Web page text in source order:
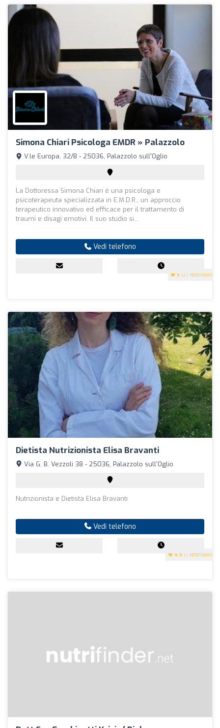
Simona Chiari Psicologa EMDR » Palazzolo
5 (21 recensioni)
V.le Europa, 32/B - 25036, Palazzolo sull'Oglio
La Dottoressa Simona Chiari è una psicologa e
psicoterapeuta specializzata in E.M.D.R., un approccio
terapeutico innovativo ed efficace per il trattamento di
traumi e disagi emotivi. Il suo studio si...
Vedi telefono
Dietista Nutrizionista Elisa Bravanti
4.9 (7 recensioni)
Via G. B. Vezzoli 38 - 25036, Palazzolo sull'Oglio
Nutrizionista e Dietista Elisa Bravanti
Vedi telefono